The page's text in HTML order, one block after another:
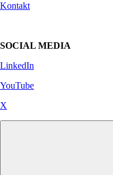
Kontakt
SOCIAL MEDIA
LinkedIn
YouTube
X